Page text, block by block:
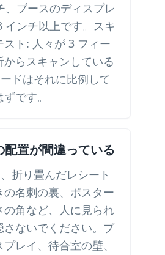
、ブースのディスプレ
インチ以上です。スキ
スト: 人々が 3 フィー
からスキャンしている
ドはそれに比例して
です。
配置が間違っている
折り畳んだレシート
の名刺の裏、ポスター
の角など、人に見られ
さないでください。ブ
レイ、待合室の壁、